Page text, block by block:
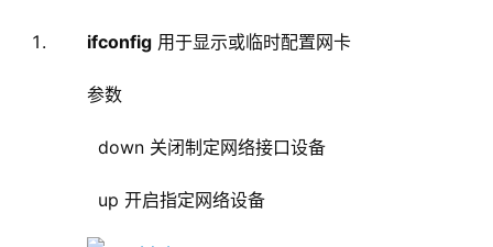
ifconfig 用于显示或临时配置网卡
参数
down 关闭制定网络接口设备
up 开启指定网络设备